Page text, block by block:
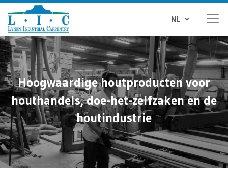
NL
Hoogwaardige houtproducten voor
houthandels, doe-het-zelfzaken en de
houtindustrie